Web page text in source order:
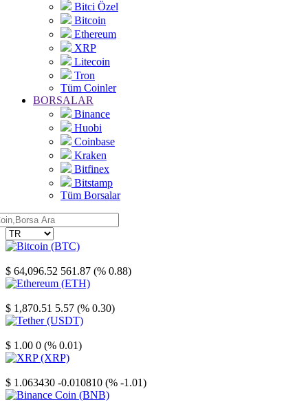
Bitci Özel
Bitcoin
Ethereum
XRP
Litecoin
Tron
Tüm Coinler
BORSALAR
Binance
Huobi
Coinbase
Kraken
Bitfinex
Bitstamp
Tüm Borsalar
$ 64,096.52 561.87 (% 0.88)
$ 1,870.51 5.57 (% 0.30)
$ 1.00 0 (% 0.01)
$ 1.063430 -0.010810 (% -1.01)